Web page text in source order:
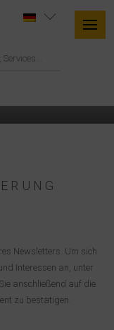
Newsletters. Um sich
Interessen an, unter
anschließend auf die
zu bestätigen.